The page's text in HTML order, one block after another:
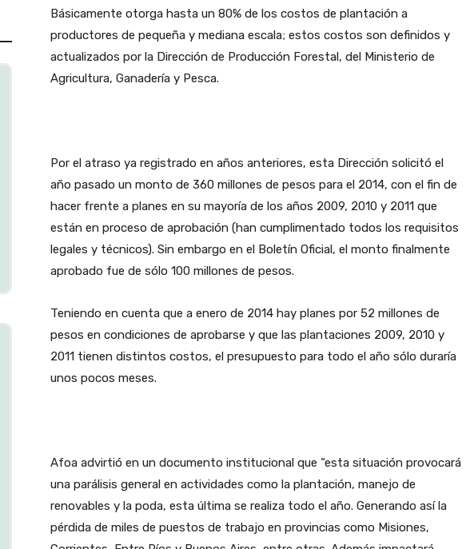
Básicamente otorga hasta un 80% de los costos de plantación a
productores de pequeña y mediana escala; estos costos son definidos y
actualizados por la Dirección de Producción Forestal, del Ministerio de
Agricultura, Ganadería y Pesca.
Por el atraso ya registrado en años anteriores, esta Dirección solicitó el
año pasado un monto de 360 millones de pesos para el 2014, con el fin de
hacer frente a planes en su mayoría de los años 2009, 2010 y 2011 que
están en proceso de aprobación (han cumplimentado todos los requisitos
legales y técnicos). Sin embargo en el Boletín Oficial, el monto finalmente
aprobado fue de sólo 100 millones de pesos.
Teniendo en cuenta que a enero de 2014 hay planes por 52 millones de
pesos en condiciones de aprobarse y que las plantaciones 2009, 2010 y
2011 tienen distintos costos, el presupuesto para todo el año sólo duraría
unos pocos meses.
Afoa advirtió en un documento institucional que “esta situación provocará
una parálisis general en actividades como la plantación, manejo de
renovables y la poda, esta última se realiza todo el año. Generando así la
pérdida de miles de puestos de trabajo en provincias como Misiones,